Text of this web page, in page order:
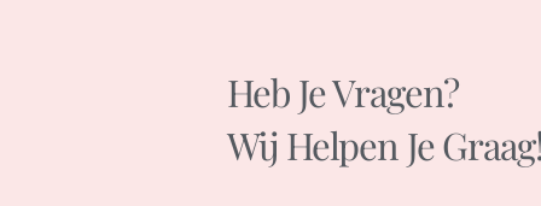
Heb Je Vragen?
Wij Helpen Je